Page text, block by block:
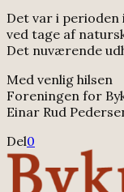
Det var i perioden
ved tage af
Det nuværende
Med venlig hilsen
Foreningen for
Einar Rud
Del0